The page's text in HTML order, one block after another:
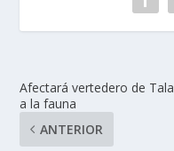
Afectará vertedero de Tala
a la fauna
ANTERIOR